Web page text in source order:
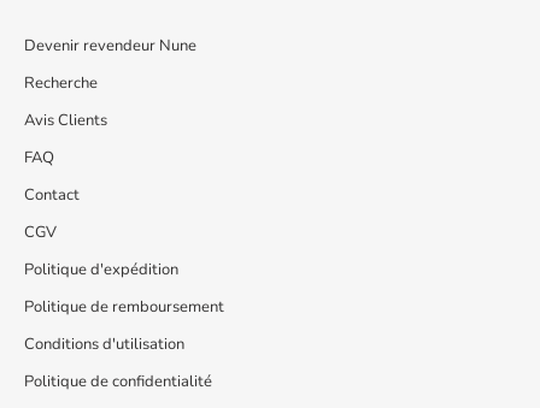
Devenir revendeur Nune
Recherche
Avis Clients
FAQ
Contact
CGV
Politique d'expédition
Politique de remboursement
Conditions d'utilisation
Politique de confidentialité